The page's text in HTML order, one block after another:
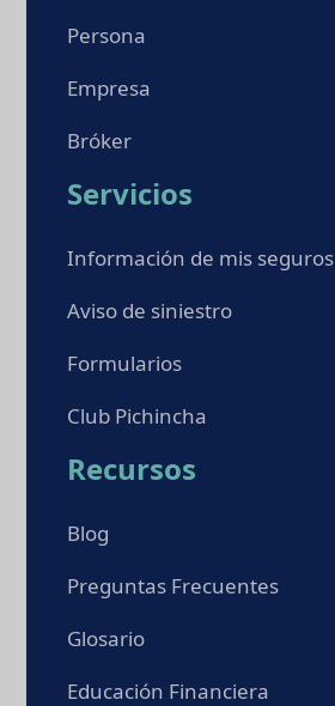
Persona
Empresa
Bróker
Servicios
Información de mis seguros
Aviso de siniestro
Formularios
Club Pichincha
Recursos
Blog
Preguntas Frecuentes
Glosario
Educación Financiera